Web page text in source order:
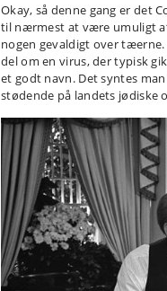
Okay, så denne gang er det
til nærmest at være umuligt
nogen gevaldigt over
del om en virus, der typisk
et godt navn. Det syntes
stødende på landets jødiske